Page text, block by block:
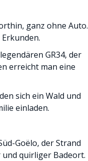
ganz ohne Auto.
GR34, der
erreicht man eine
sich ein Wald und
einladen.
Goëlo, der Strand
quirliger Badeort.